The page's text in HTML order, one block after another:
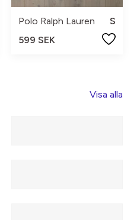
Polo Ralph Lauren
S
599 SEK
Visa alla